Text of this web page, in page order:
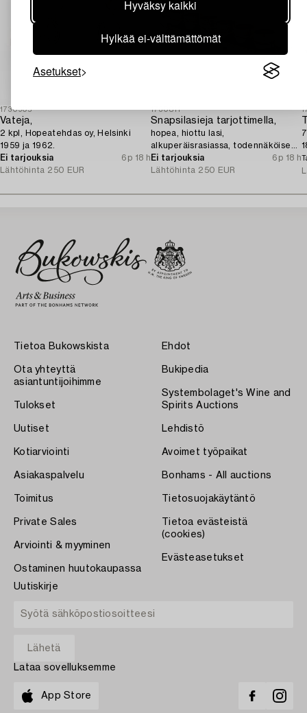
Hyväksy kaikki
Hylkää ei-välttämättömät
Asetukset
1730905
Vateja,
2 kpl, Hopeatehdas oy, Helsinki
1959 ja 1962.
Ei tarjouksia
6p 18 h
Lähtöhinta 250 EUR
1730811
Snapsilasieja tarjottimella,
hopea, hiottu lasi,
alkuperäisrasiassa, todennäköisesti
Norja 1910-luku.
Ei tarjouksia
6p 18 h
Lähtöhinta 250 EUR
Tietoa Bukowskista
Ota yhteyttä
asiantuntijoihimme
Tulokset
Uutiset
Kotiarviointi
Asiakaspalvelu
Toimitus
Private Sales
Arviointi & myyminen
Ostaminen huutokaupassa
Ehdot
Bukipedia
Systembolaget's Wine and
Spirits Auctions
Lehdistö
Avoimet työpaikat
Bonhams - All auctions
Tietosuojakäytäntö
Tietoa evästeistä
(cookies)
Evästeasetukset
Uutiskirje
Lataa sovelluksemme
App Store